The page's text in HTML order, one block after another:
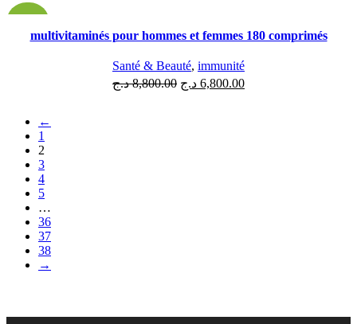
multivitaminés pour hommes et femmes 180 comprimés
Santé & Beauté, immunité
8,800.00 د.ج 6,800.00 د.ج
←
1
2
3
4
5
…
36
37
38
→